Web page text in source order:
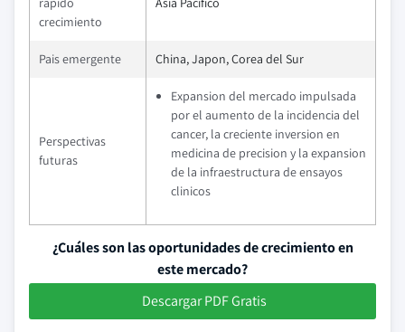
crecimiento
Pais emergente China, Japon, Corea del Sur
Perspectivas
futuras
Expansion del mercado impulsada
por el aumento de la incidencia del
cancer, la creciente inversion en
medicina de precision y la expansion
de la infraestructura de ensayos
clinicos
¿Cuáles son las oportunidades de crecimiento en
este mercado?
Descargar PDF Gratis